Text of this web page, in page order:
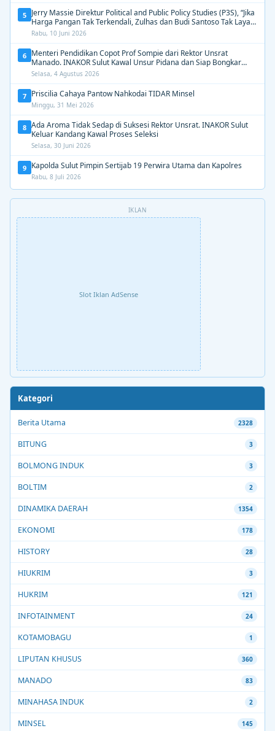
5 Jerry Massie Direktur Political and Public Policy Studies (P3S), “Jika
Harga Pangan Tak Terkendali, Zulhas dan Budi Santoso Tak Layak
Dipertahankan”
Rabu, 10 Juni 2026
6 Menteri Pendidikan Copot Prof Sompie dari Rektor Unsrat
Manado. INAKOR Sulut Kawal Unsur Pidana dan Siap Bongkar
Aroma Busuk di Suksesi Rektor
Selasa, 4 Agustus 2026
7 Priscilia Cahaya Pantow Nahkodai TIDAR Minsel
Minggu, 31 Mei 2026
8 Ada Aroma Tidak Sedap di Suksesi Rektor Unsrat. INAKOR Sulut
Keluar Kandang Kawal Proses Seleksi
Selasa, 30 Juni 2026
9 Kapolda Sulut Pimpin Sertijab 19 Perwira Utama dan Kapolres
Rabu, 8 Juli 2026
IKLAN
Slot Iklan AdSense
Kategori
Berita Utama 2328
BITUNG 3
BOLMONG INDUK 3
BOLTIM 2
DINAMIKA DAERAH 1354
EKONOMI 178
HISTORY 28
HIUKRIM 3
HUKRIM 121
INFOTAINMENT 24
KOTAMOBAGU 1
LIPUTAN KHUSUS 360
MANADO 83
MINAHASA INDUK 2
MINSEL 145